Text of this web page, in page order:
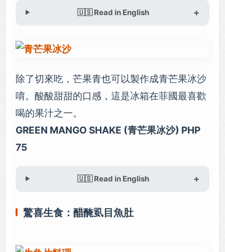
🇺🇸 Read in English
除了切來吃，芒果青也可以製作成青芒果冰沙
唷。酸酸甜甜的口感，這是冰箱在菲國最喜歡
喝的果汁之一。
GREEN MANGO SHAKE (青芒果冰沙) PHP
75
🇺🇸 Read in English
驚喜生食：醋醃虱目魚肚